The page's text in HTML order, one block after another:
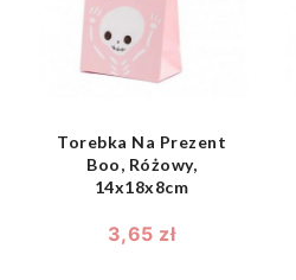
Torebka Na Prezent
Boo, Różowy,
14x18x8cm
3,65 zł